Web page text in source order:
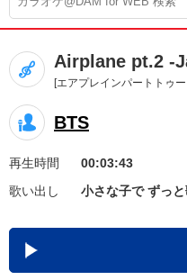
カラオケ＠DAM
ユーザー検索
キャンペーン
お知らせ よくあるご質
DAMの新
カラオケ最
Airplane pt.2 -
[エアプレインパートトゥ
BTS
再生時間
00:03:43
歌い出し
小さな子で ずっ